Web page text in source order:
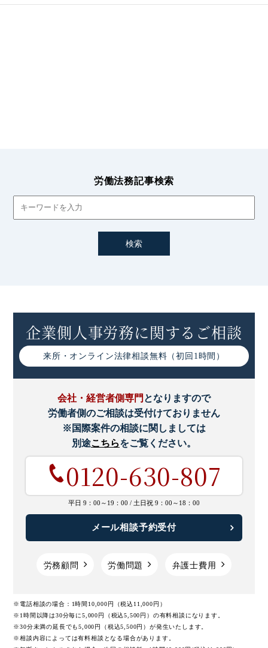
労働法務記事検索
企業側人事労務に関するご相談
来所・オンライン法律相談無料（初回1時間）
会社・経営者側専門 となりますので
労働者側のご相談は受付けておりません
※国際案件の相談に関しましては
別途こちらをご覧ください。
0120-630-807
平日 9：00～19：00 / 土日祝 9：00～18：00
メール相談予約受付
労務顧問 労働問題 弁護士費用
※電話相談の場合：1時間10,000円（税込11,000円）
※1時間以降は30分毎に5,000円（税込5,500円）の有料相談になります。
※30分未満の延長でも5,000円（税込5,500円）が発生いたします。
※相談内容によっては有料相談となる場合があります。